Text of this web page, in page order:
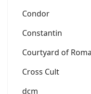
Condor
Constantin
Courtyard of
Cross Cult
dcm